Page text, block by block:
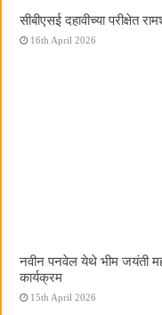
सीबीएसई दहावीच्या
16th April 2026
नवीन पनवेल येथे भीम जयंती
कार्यक्रम
15th April 2026